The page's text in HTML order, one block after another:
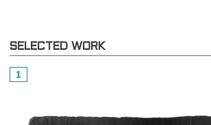
SELECTED WORK
1